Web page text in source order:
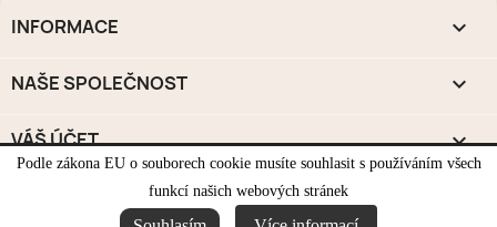
Podle zákona EU o souborech cookie musíte souhlasit s používáním všech
funkcí našich webových stránek
INFORMACE 
NAŠE SPOLEČNOST 
VÁŠ ÚČET 
INFORMACE O OBCHODU